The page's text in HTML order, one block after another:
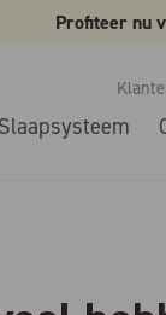
Profiteer nu